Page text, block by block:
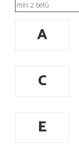
A
C
E